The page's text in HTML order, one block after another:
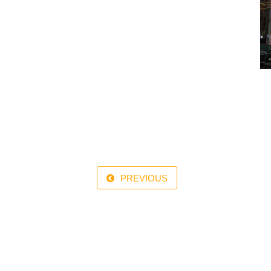
PREVIOUS